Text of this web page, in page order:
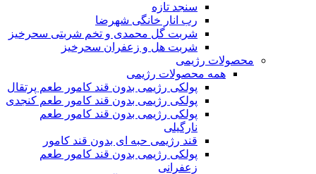
سنجد تازه
رب انار خانگی شهرضا
شربت گل محمدی و تخم شربتی سحرخیز
شربت هل و زعفران سحرخیز
محصولات رژیمی
همه محصولات رژیمی
پولکی رژیمی بدون قند کامور طعم پرتقال
پولکی رژیمی بدون قند کامور طعم کنجدی
پولکی رژیمی بدون قند کامور طعم
نارگیلی
قند رژیمی حبه ای بدون قند کامور
پولکی رژیمی بدون قند کامور طعم
زعفرانی